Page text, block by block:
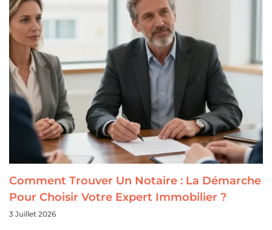
Comment Trouver Un Notaire : La Démarche
Pour Choisir Votre Expert Immobilier ?
3 Juillet 2026